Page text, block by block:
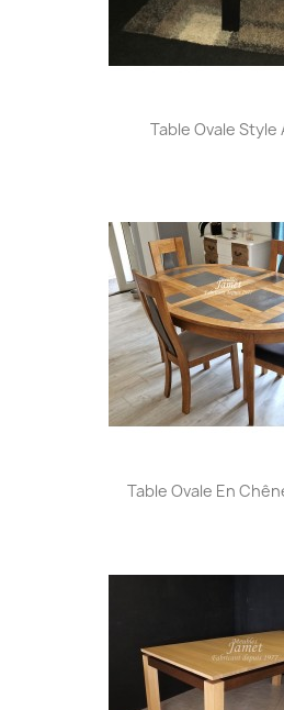
Table Ovale Style
Table Ovale En